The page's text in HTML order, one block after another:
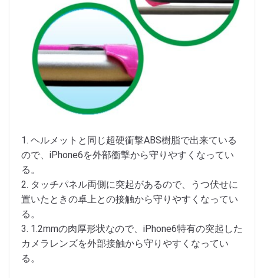
1. ヘルメットと同じ超硬衝撃ABS樹脂で出来ている
ので、iPhone6を外部衝撃から守りやすくなってい
る。
2. タッチパネル両側に突起があるので、うつ伏せに
置いたときの卓上との接触から守りやすくなってい
る。
3. 1.2mmの肉厚形状なので、iPhone6特有の突起した
カメラレンズを外部接触から守りやすくなってい
る。